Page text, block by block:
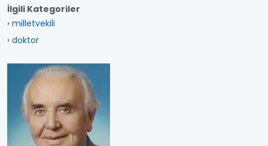
İlgili Kategoriler
› milletvekili
› doktor